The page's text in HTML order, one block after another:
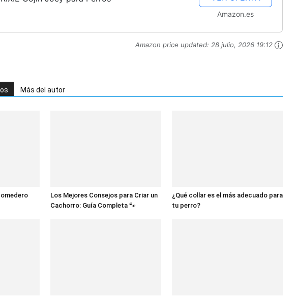
Amazon.es
Amazon price updated: 28 julio, 2026 19:12
Más del autor
Los Mejores Consejos para Criar un
Cachorro: Guía Completa 🐾
¿Qué collar es el más adecuado para
tu perro?